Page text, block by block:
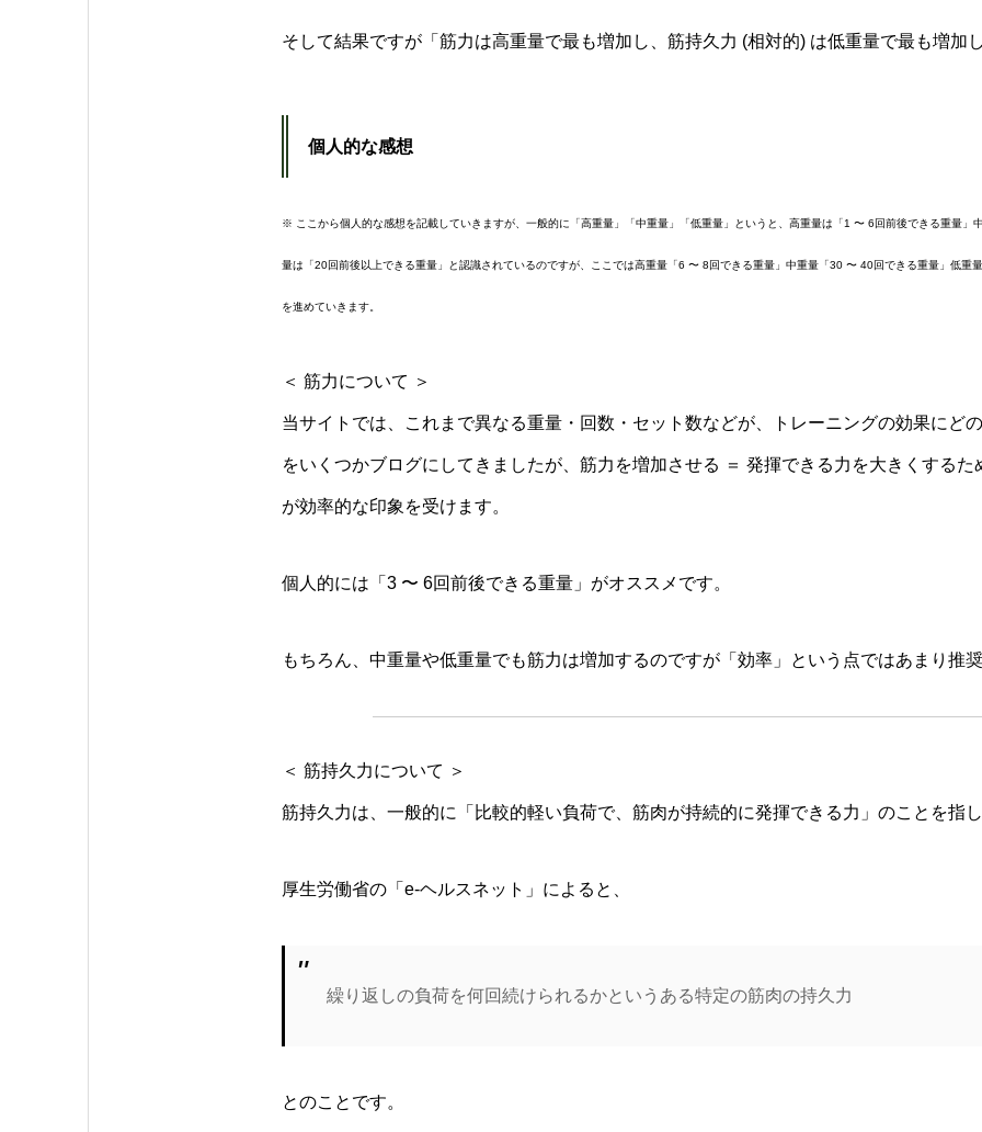
そして結果ですが「筋力は高重量で最も増加し、筋持久力 (相対的) は低重量で最も増加
個人的な感想
※ ここから個人的な感想を記載していきますが、一般的に「高重量」「中重量」「低重量」というと、高重量は「1 〜 6回前後できる重量」
量は「20回前後以上できる重量」と認識されているのですが、ここでは高重量「6 〜 8回できる重量」中重量「30 〜 40回できる重量」低重
を進めていきます。
＜ 筋力について ＞
当サイトでは、これまで異なる重量・回数・セット数などが、トレーニングの効果にど
をいくつかブログにしてきましたが、筋力を増加させる ＝ 発揮できる力を大きくする
が効率的な印象を受けます。
個人的には「3 〜 6回前後できる重量」がオススメです。
もちろん、中重量や低重量でも筋力は増加するのですが「効率」という点ではあまり推
＜ 筋持久力について ＞
筋持久力は、一般的に「比較的軽い負荷で、筋肉が持続的に発揮できる力」のことを指
厚生労働省の「e-ヘルスネット」によると、
繰り返しの負荷を何回続けられるかというある特定の筋肉の持久力
とのことです。